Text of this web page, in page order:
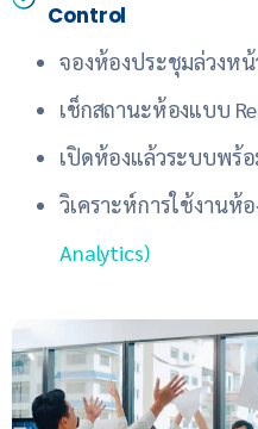
Control
จองห้องประชุมล่วงห
เช็กสถานะห้องแบบ
เปิดห้องแล้วระบบพร้
วิเคราะห์การใช้งานห้
Analytics)